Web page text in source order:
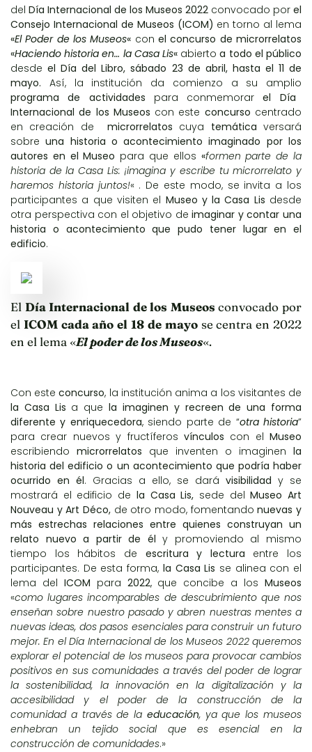
del Día Internacional de los Museos 2022 convocado por el
Consejo Internacional de Museos (ICOM) en torno al lema
«El Poder de los Museos« con el concurso de microrrelatos
«Haciendo historia en… la Casa Lis« abiertoa todo el público
desdeel Día del Libro, sábado 23 de abril, hasta el 11 de
mayo. Así, la institución da comienzo a su amplio
programa de actividades para conmemorarel Día
Internacional de los Museos con este concurso centrado
en creación de microrrelatos cuya temáticaversará
sobreuna historia o acontecimiento imaginado por los
autores en el Museo para que ellos «formen parte de la
historia de la Casa Lis: ¡imagina y escribe tu microrrelato y
haremos historia juntos!« . De este modo, se invita a los
participantes a que visiten el Museo y la Casa Lis desde
otra perspectiva con el objetivo deimaginar y contar una
historia o acontecimiento que pudo tener lugar en el
edificio.
El Día Internacional de los Museos convocado por
el ICOM cada año el 18 de mayo se centra en 2022
en el lema «El poder de los Museos«.
Con esteconcurso, la institución anima a los visitantes de
la Casa Lis a quela imaginen y recreen de una forma
diferente y enriquecedora, siendo parte de “otra historia”
para crear nuevos y fructíferos vínculos con el Museo
escribiendo microrrelatos que inventen o imaginen la
historia del edificio o un acontecimiento que podría haber
ocurrido en él. Gracias a ello, se dará visibilidad y se
mostrará el edificio de la Casa Lis, sede del Museo Art
Nouveau y Art Déco, de otro modo, fomentandonuevas y
más estrechas relaciones entre quienes construyan un
relato nuevo a partir de él y promoviendo al mismo
tiempo los hábitos de escritura y lectura entre los
participantes. De esta forma, la Casa Lis se alinea con el
lema del ICOM para 2022, que concibe a losMuseos
«como lugares incomparables de descubrimiento que nos
enseñan sobre nuestro pasado y abren nuestras mentes a
nuevas ideas, dos pasos esenciales para construir un futuro
mejor. En el Día Internacional de los Museos 2022 queremos
explorar el potencial de los museos para provocar cambios
positivos en sus comunidades a través del poder de lograr
la sostenibilidad, la innovación en la digitalización y la
accesibilidad y el poder de la construcción de la
comunidad a través de la educación, ya que los museos
enhebran un tejido social que es esencial en la
construcción de comunidades.»